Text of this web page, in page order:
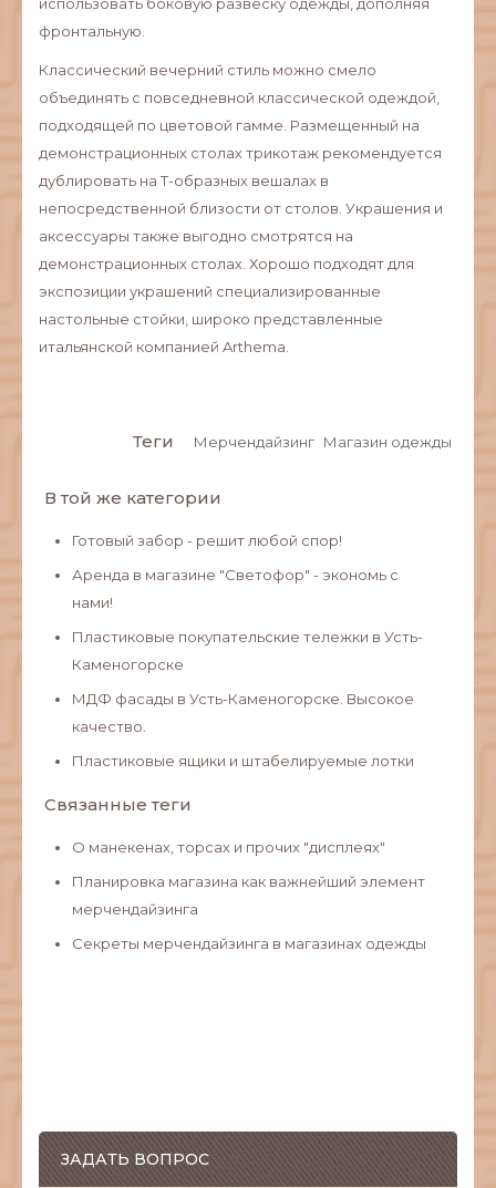
использовать боковую развеску одежды, дополняя
фронтальную.
Классический вечерний стиль можно смело
объединять с повседневной классической одеждой,
подходящей по цветовой гамме. Размещенный на
демонстрационных столах трикотаж рекомендуется
дублировать на Т-образных вешалах в
непосредственной близости от столов. Украшения и
аксессуары также выгодно смотрятся на
демонстрационных столах. Хорошо подходят для
экспозиции украшений специализированные
настольные стойки, широко представленные
итальянской компанией Arthema.
Теги Мерчендайзинг Магазин одежды
В той же категории
Готовый забор - решит любой спор!
Аренда в магазине "Светофор" - экономь с
нами!
Пластиковые покупательские тележки в Усть-
Каменогорске
МДФ фасады в Усть-Каменогорске. Высокое
качество.
Пластиковые ящики и штабелируемые лотки
Связанные теги
О манекенах, торсах и прочих "дисплеях"
Планировка магазина как важнейший элемент
мерчендайзинга
Секреты мерчендайзинга в магазинах одежды
ЗАДАТЬ ВОПРОС